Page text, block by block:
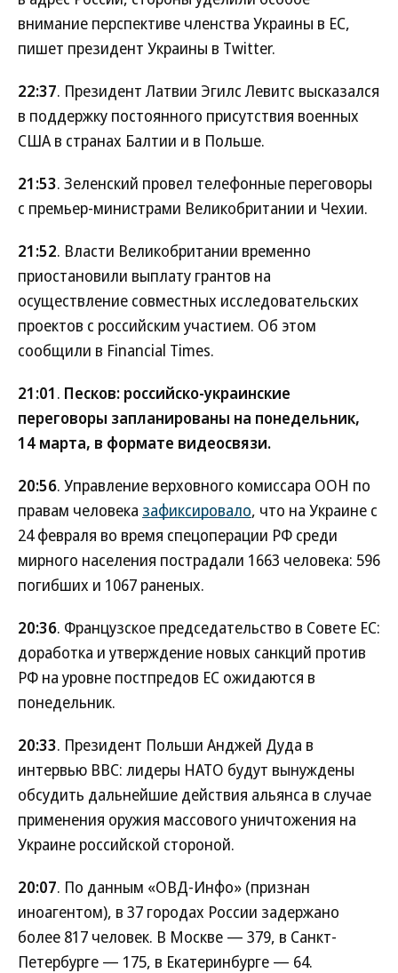
внимание перспективе членства Украины в ЕС,
пишет президент Украины в Twitter.
22:37. Президент Латвии Эгилс Левитс высказался
в поддержку постоянного присутствия военных
США в странах Балтии и в Польше.
21:53. Зеленский провел телефонные переговоры
с премьер-министрами Великобритании и Чехии.
21:52. Власти Великобритании временно
приостановили выплату грантов на
осуществление совместных исследовательских
проектов с российским участием. Об этом
сообщили в Financial Times.
21:01. Песков: российско-украинские
переговоры запланированы на понедельник,
14 марта, в формате видеосвязи.
20:56. Управление верховного комиссара ООН по
правам человека зафиксировало, что на Украине с
24 февраля во время спецоперации РФ среди
мирного населения пострадали 1663 человека: 596
погибших и 1067 раненых.
20:36. Французское председательство в Совете ЕС:
доработка и утверждение новых санкций против
РФ на уровне постпредов ЕС ожидаются в
понедельник.
20:33. Президент Польши Анджей Дуда в
интервью BBC: лидеры НАТО будут вынуждены
обсудить дальнейшие действия альянса в случае
применения оружия массового уничтожения на
Украине российской стороной.
20:07. По данным «ОВД-Инфо» (признан
иноагентом), в 37 городах России задержано
более 817 человек. В Москве — 379, в Санкт-
Петербурге — 175, в Екатеринбурге — 64.